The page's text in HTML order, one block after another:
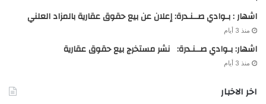
اشهار : بـوادي صــنـدرة: إعلان عن بيع حقوق عقارية بالمزاد العلني
منذ 3 أيام
اشهار: بـوادي صــنـدرة: نشر مستخرج بيع حقوق عقارية
منذ 3 أيام
اخر الاخبار